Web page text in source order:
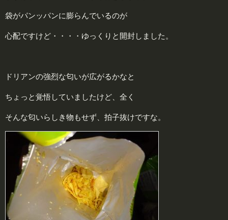
袋がパンッパンに膨らんでいるのが
心配ですけど・・・・ゆっくりと開封しました。
ドリアンの強烈な匂いが広がるかなと
ちょっと覚悟していましたけど、全く
そんな匂いらしき物もせず、拍子抜けですな。